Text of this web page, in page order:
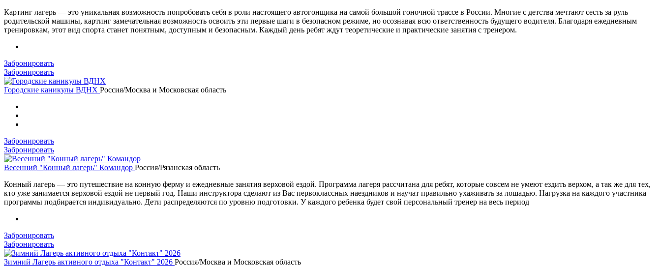
Картинг лагерь — это уникальная возможность попробовать себя в роли настоящего автогонщика на самой большой гоночной трассе в России. Многие с детства мечтают сесть за руль
родительской машины, картинг замечательная возможность освоить эти первые шаги в безопасном режиме, но осознавая всю ответственность будущего водителя. Благодаря ежедневным
тренировкам, этот вид спорта станет понятным, доступным и безопасным. Каждый день ребят ждут теоретические и практические занятия с тренером.
Забронировать
Забронировать
Городские каникулы ВДНХ Россия/Москва и Московская область
Забронировать
Забронировать
Весенний "Конный лагерь" Командор Россия/Рязанская область
Конный лагерь — это путешествие на конную ферму и ежедневные занятия верховой ездой. Программа лагеря рассчитана для ребят, которые совсем не умеют ездить верхом, а так же для тех,
кто уже занимается верховой ездой не первый год. Наши инструктора сделают из Вас первоклассных наездников и научат правильно ухаживать за лошадью. Нагрузка на каждого участника
программы подбирается индивидуально. Дети распределяются по уровню подготовки. У каждого ребенка будет свой персональный тренер на весь период
Забронировать
Забронировать
Зимний Лагерь активного отдыха "Контакт" 2026 Россия/Москва и Московская область